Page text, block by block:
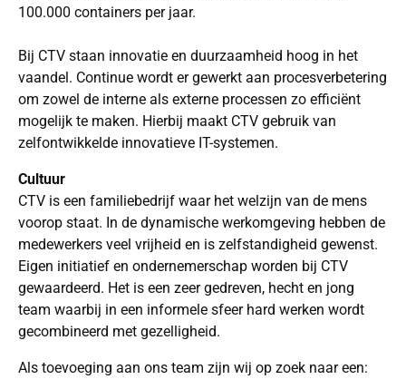
100.000 containers per jaar.
Bij CTV staan innovatie en duurzaamheid hoog in het
vaandel. Continue wordt er gewerkt aan procesverbetering
om zowel de interne als externe processen zo efficiënt
mogelijk te maken. Hierbij maakt CTV gebruik van
zelfontwikkelde innovatieve IT-systemen.
Cultuur
CTV is een familiebedrijf waar het welzijn van de mens
voorop staat. In de dynamische werkomgeving hebben de
medewerkers veel vrijheid en is zelfstandigheid gewenst.
Eigen initiatief en ondernemerschap worden bij CTV
gewaardeerd. Het is een zeer gedreven, hecht en jong
team waarbij in een informele sfeer hard werken wordt
gecombineerd met gezelligheid.
Als toevoeging aan ons team zijn wij op zoek naar een: